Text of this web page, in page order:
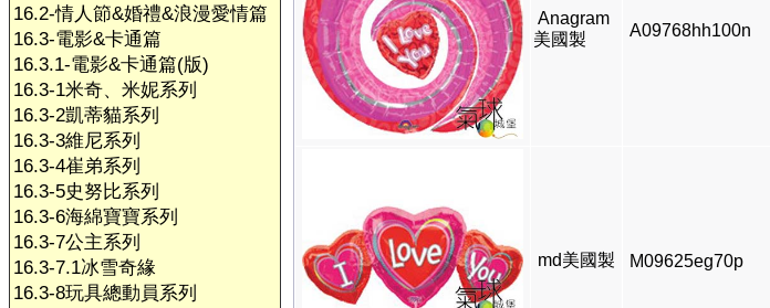
16.2-情人節&婚禮&浪漫愛情篇
16.3-電影&卡通篇
16.3.1-電影&卡通篇(版)
16.3-1米奇、米妮系列
16.3-2凱蒂貓系列
16.3-3維尼系列
16.3-4崔弟系列
16.3-5史努比系列
16.3-6海綿寶寶系列
16.3-7公主系列
16.3-7.1冰雪奇緣
16.3-8玩具總動員系列
Anagram
美國製
A09768hh100n
md美國製 M09625eg70p